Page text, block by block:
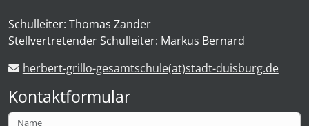
Schulleiter: Thomas Zander
Stellvertretender Schulleiter: Markus Bernard
herbert-grillo-gesamtschule(at)stadt-duisburg.de
Kontaktformular